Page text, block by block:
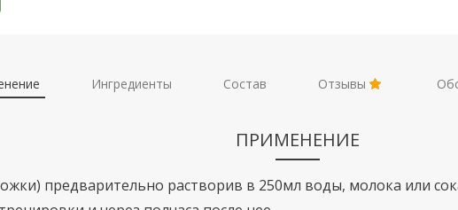
Ингредиенты Состав Отзывы
ПРИМЕНЕНИЕ
предварительно растворив в 250мл воды, молока или